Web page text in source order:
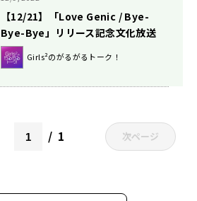
【12/21】「Love Genic / Bye-
Bye-Bye」リリース記念文化放送
『Girls²のがるがるトーク！』公開
収録＆直筆サイン入りCDお渡し会開
Girls²のがるがるトーク！
1 次ページ